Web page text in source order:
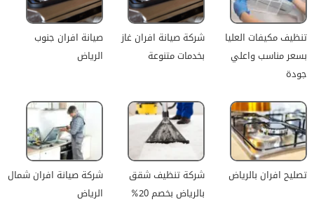
تنظيف مكيفات العليا
بسعر مناسب واعلي
جودة
شركة صيانة افران غاز
بخدمات متنوعة
صيانة افران جنوب
الرياض
تصليح افران بالرياض
شركة تنظيف شقق
بالرياض بخصم 20%
شركة صيانة افران شمال
الرياض